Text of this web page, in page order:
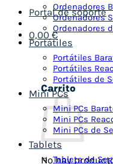
Portal de soporte
0,00 €
Carrito
No hay
Ordenadores
Ordenadores
Ordenadores
Portátiles
Portátiles
Portátiles
Portátiles de
Mini PCs
Mini PCs
Mini PCs
Mini PCs de
Tablets
Tablets de